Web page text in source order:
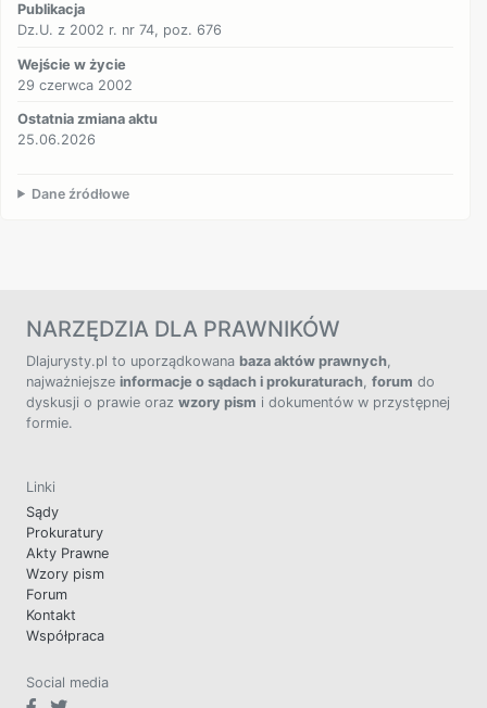
Publikacja
Dz.U. z 2002 r. nr 74, poz. 676
Wejście w życie
29 czerwca 2002
Ostatnia zmiana aktu
25.06.2026
Dane źródłowe
NARZĘDZIA DLA PRAWNIKÓW
Dlajurysty.pl to uporządkowana baza aktów prawnych,
najważniejsze informacje o sądach i prokuraturach, forum do
dyskusji o prawie oraz wzory pism i dokumentów w przystępnej
formie.
Linki
Sądy
Prokuratury
Akty Prawne
Wzory pism
Forum
Kontakt
Współpraca
Social media